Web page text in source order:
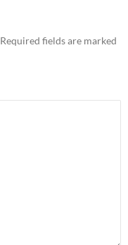
Required fields are marked